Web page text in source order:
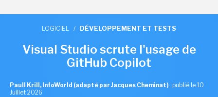
LOGICIEL / DÉVELOPPEMENT ET TESTS
Visual Studio scrute l'usage de
GitHub Copilot
Paull Krill, InfoWorld (adapté par Jacques Cheminat) , publié le 10
Juillet 2026